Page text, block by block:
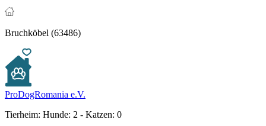
Bruchköbel (63486)
ProDogRomania e.V.
Tierheim: Hunde: 2 - Katzen: 0